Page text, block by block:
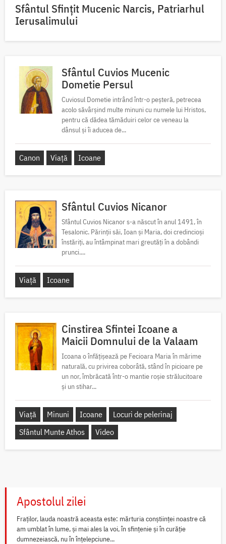
Sfântul Sfinţit Mucenic Narcis, Patriarhul
Ierusalimului
Sfântul Cuvios Mucenic
Dometie Persul
Cuviosul Dometie intrând într-o peșteră, petrecea
acolo săvârșind multe minuni cu numele lui Hristos,
pentru că dădea tămăduiri celor ce veneau la
dânsul și îi aducea de...
Canon Viață Icoane
Sfântul Cuvios Nicanor
Sfântul Cuvios Nicanor s-a născut în anul 1491, în
Tesalonic. Părinții săi, Ioan și Maria, doi credincioși
înstăriți, au întâmpinat mari greutăți în a dobândi
prunci....
Viață Icoane
Cinstirea Sfintei Icoane a
Maicii Domnului de la Valaam
Icoana o înfățișează pe Fecioara Maria în mărime
naturală, cu privirea coborâtă, stând în picioare pe
un nor, îmbrăcată într-o mantie roșie strălucitoare
și un stihar...
Viață Minuni Icoane
Locuri de pelerinaj
Sfântul Munte Athos
Video
Apostolul zilei
Fraților, lauda noastră aceasta este: mărturia conștiinței noastre că
am umblat în lume, și mai ales la voi, în sfințenie și în curăție
dumnezeiască, nu în înțelepciune...